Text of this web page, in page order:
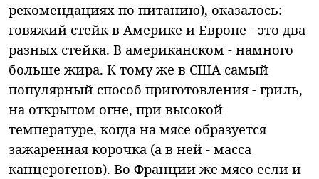
рекомендациях по питанию), оказалось:
говяжий стейк в Америке и Европе - это два
разных стейка. В американском - намного
больше жира. К тому же в США самый
популярный способ приготовления - гриль,
на открытом огне, при высокой
температуре, когда на мясе образуется
зажаренная корочка (а в ней - масса
канцерогенов). Во Франции же мясо если и